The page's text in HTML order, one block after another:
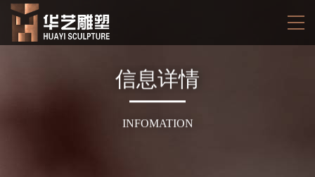
信息详情
INFOMATION